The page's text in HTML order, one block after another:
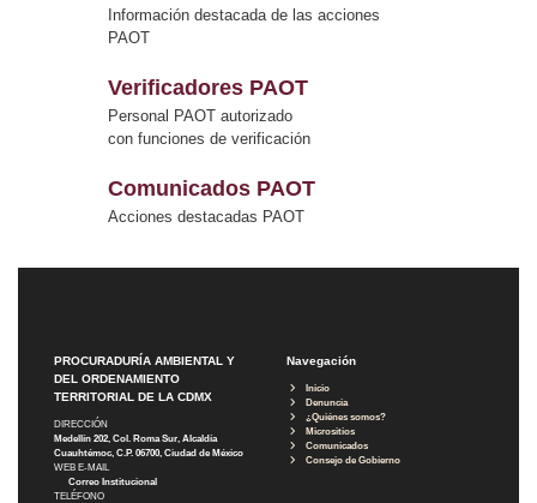
Información destacada de las acciones
PAOT
Verificadores PAOT
Personal PAOT autorizado
con funciones de verificación
Comunicados PAOT
Acciones destacadas PAOT
PROCURADURÍA AMBIENTAL Y
DEL ORDENAMIENTO
TERRITORIAL DE LA CDMX
DIRECCIÓN
Medellín 202, Col. Roma Sur, Alcaldía
Cuauhtémoc, C.P. 06700, Ciudad de México
WEB E-MAIL
Correo Institucional
TELÉFONO
Navegación
Inicio
Denuncia
¿Quiénes somos?
Micrositios
Comunicados
Consejo de Gobierno